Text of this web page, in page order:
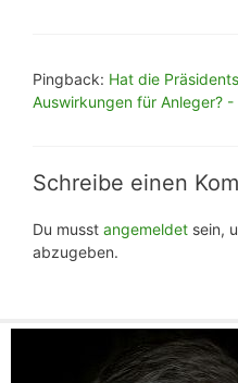
Pingback: Hat die
Auswirkungen für Anleger? -
Schreibe einen
Du musst angemeldet sein,
abzugeben.